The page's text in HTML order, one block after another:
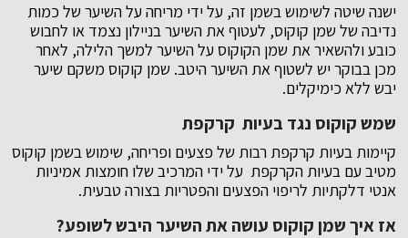
ישנה שיטה לשימוש בשמן זה, על ידי מריחה על השיער של כמות
נדיבה של שמן קוקוס, לעטוף את השיער בניילון נצמד או לחבוש
כובע ולהשאיר את שמן הקוקוס על השיער למשך הלילה, לאחר
מכן בבוקר יש לשטוף את השיער היטב. שמן קוקוס משקם שיער
יבש ללא כימיקלים.
שמש קוקוס נגד בעיות קרקפת
קיימות בעיות קרקפת רבות של פצעים ופריחה, שימוש בשמן קוקוס
מטיב עם בעיות הקרקפת על ידי המרכיב שלו חומצות אמיניות
אנטי דלקתיות לריפוי הפצעים והפטריות בצורה טבעית.
אז איך שמן קוקוס עושה את השיער היבש לשופע?